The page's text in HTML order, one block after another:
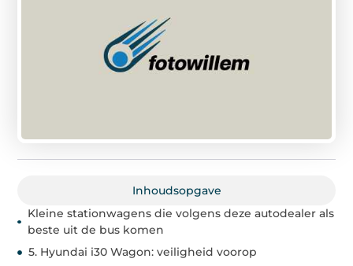
Inhoudsopgave
Kleine stationwagens die volgens deze autodealer als
beste uit de bus komen
5. Hyundai i30 Wagon: veiligheid voorop